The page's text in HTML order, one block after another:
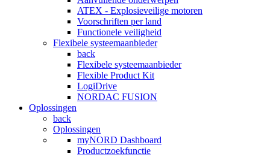
ATEX - Explosieveilige motoren
Voorschriften per land
Functionele veiligheid
Flexibele systeemaanbieder
back
Flexibele systeemaanbieder
Flexible Product Kit
LogiDrive
NORDAC FUSION
Oplossingen
back
Oplossingen
myNORD Dashboard
Productzoekfunctie